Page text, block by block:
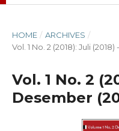
HOME / ARCHIVES /
Vol. 1 No. 2 (2018): Juli
Vol. 1 No. 2
Desember